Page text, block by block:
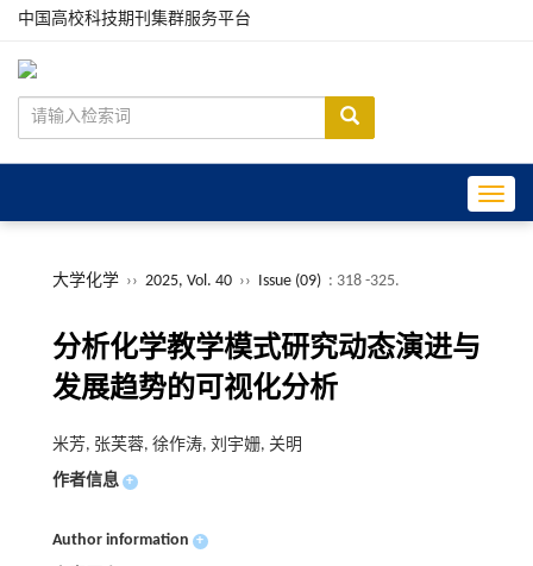
中国高校科技期刊集群服务平台
大学化学 ›› 2025, Vol. 40 ›› Issue (09) : 318 -325.
分析化学教学模式研究动态演进与
发展趋势的可视化分析
米芳, 张芙蓉, 徐作涛, 刘宇姗, 关明
作者信息 +
Author information +